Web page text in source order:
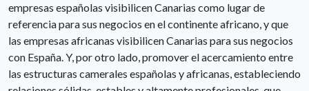
empresas españolas visibilicen Canarias como lugar de
referencia para sus negocios en el continente africano, y que
las empresas africanas visibilicen Canarias para sus negocios
con España. Y, por otro lado, promover el acercamiento entre
las estructuras camerales españolas y africanas, estableciendo